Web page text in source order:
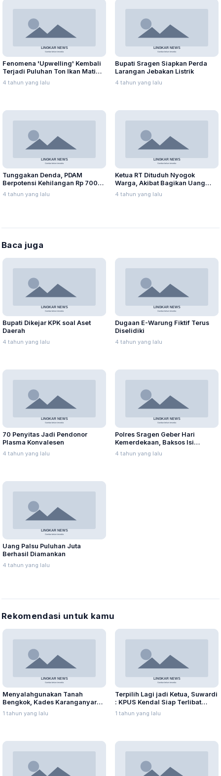
Fenomena 'Upwelling' Kembali
Terjadi Puluhan Ton Ikan Mati
Mendadak
4 tahun yang lalu
Bupati Sragen Siapkan Perda
Larangan Jebakan Listrik
4 tahun yang lalu
Tunggakan Denda, PDAM
Berpotensi Kehilangan Rp 700
juta
4 tahun yang lalu
Ketua RT Dituduh Nyogok
Warga, Akibat Bagikan Uang
Kompensasi
4 tahun yang lalu
Baca juga
Bupati Dikejar KPK soal Aset
Daerah
4 tahun yang lalu
Dugaan E-Warung Fiktif Terus
Diselidiki
4 tahun yang lalu
70 Penyitas Jadi Pendonor
Plasma Konvalesen
4 tahun yang lalu
Polres Sragen Geber Hari
Kemerdekaan, Baksos Isi
Oksigen Gratis
4 tahun yang lalu
Uang Palsu Puluhan Juta
Berhasil Diamankan
4 tahun yang lalu
Rekomendasi untuk kamu
Menyalahgunakan Tanah
Bengkok, Kades Karanganyar
Ditangkap Kejari
1 tahun yang lalu
Terpilih Lagi jadi Ketua, Suwardi
: KPUS Kendal Siap Terlibat
Suplai Telur untuk MBG
1 tahun yang lalu